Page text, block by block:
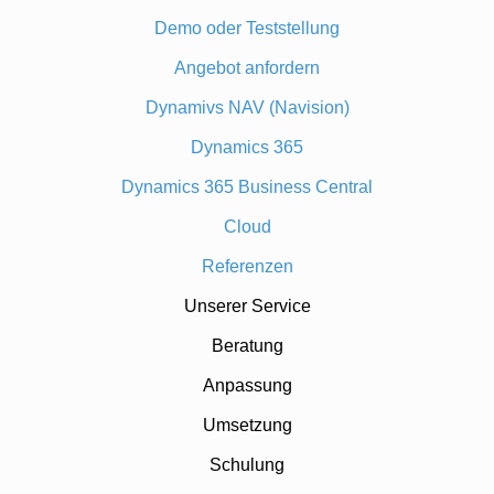
Demo oder Teststellung
Angebot anfordern
Dynamivs NAV (Navision)
Dynamics 365
Dynamics 365 Business Central
Cloud
Referenzen
Unserer Service
Beratung
Anpassung
Umsetzung
Schulung